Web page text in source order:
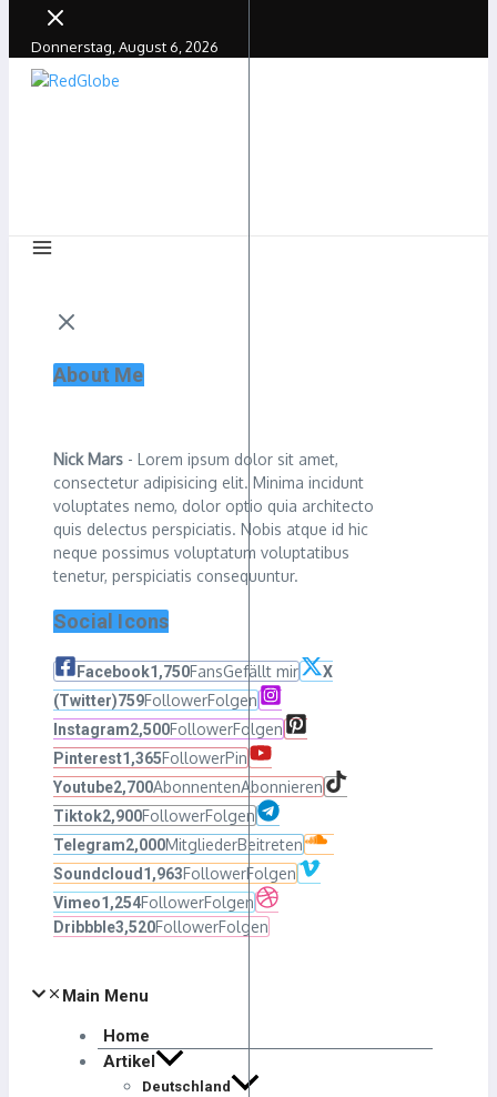
Donnerstag, August 6, 2026
About Me
Nick Mars - Lorem ipsum dolor sit amet,
consectetur adipisicing elit. Minima incidunt
voluptates nemo, dolor optio quia architecto
quis delectus perspiciatis. Nobis atque id hic
neque possimus voluptatum voluptatibus
tenetur, perspiciatis consequuntur.
Social Icons
Facebook1,750FansGefällt mir
X
(Twitter)759FollowerFolgen
Instagram2,500FollowerFolgen
Pinterest1,365FollowerPin
Youtube2,700AbonnentenAbonnieren
Tiktok2,900FollowerFolgen
Telegram2,000MitgliederBeitreten
Soundcloud 1,963FollowerFolgen
Vimeo1,254FollowerFolgen
Dribbble3,520FollowerFolgen
Main Menu
Home
Artikel
Deutschland